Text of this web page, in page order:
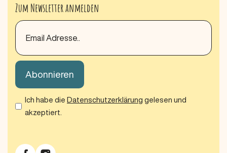
Zum Newsletter anmelden
Ich habe die Datenschutzerklärung gelesen und
akzeptiert.